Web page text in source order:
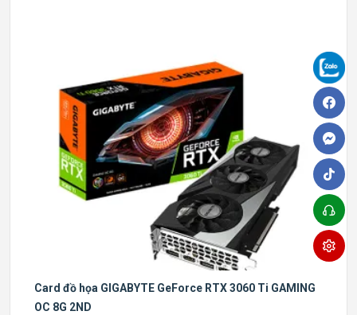
Card đồ họa GIGABYTE GeForce RTX 3060 Ti GAMING
OC 8G 2ND